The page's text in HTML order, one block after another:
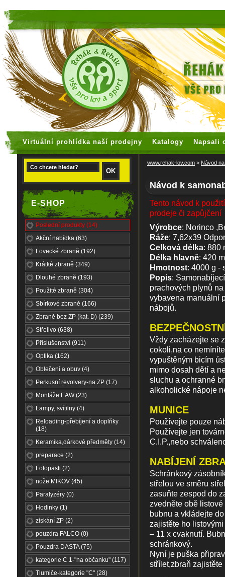
Virtuální prohlídka naší prodejny Katalogy Napsali
E-SHOP
Poslední produkty (14)
Akční nabídka (63)
Lovecké zbraně (192)
Krátké zbraně (349)
Dlouhé zbraně (193)
Použité zbraně (304)
Sbírkové zbraně (166)
Zbraně bez ZP (kat. D) (239)
Střelivo (638)
Příslušenství (911)
Optika (162)
Oblečení a obuv (4)
Perkusní revolvery-na ZP (17)
Montáže EAW (23)
Lampy, svítilny (4)
Reloading-přebíjení a doplňky
(18)
Keramika,dárkové předměty (14)
preparace (2)
Fotopasti (2)
nože MIKOV (45)
Paralyzéry (0)
Hodinky (1)
získání ZP (2)
pouzdra FALCO (0)
Pouzdra DASTA (75)
kategorie C 1-"na občanku" (117)
Tlumiče-kategorie "C" (28)
www.rehak-lov.com > Návod
Návod k
Tento návod k
prodeje či zapůjčení
Výrobce: Norinco
Ráže: 7,62x39
Celková délka: 880
Délka hlavně: 420
Hmotnost: 4000 g -
Popis:
prachových plynů
vybavena manuální
nábojů.
Vždy zacházejte se
cokoli,na co
vypuštěným bicím
mimo dosah dětí a
sluchu a ochranné
alkoholické nápoje
MUNICE
Používejte pouze
Používejte jen
C.I.P.,nebo
NABÍJENÍ
Schránkový
střelou ve směru
zasuňte zespod do
zvedněte obě
bubnu a vkládejte
zajistěte ho
– 11 x cvaknutí.
schránkový.
Nyní je puška
střílet,zbraň